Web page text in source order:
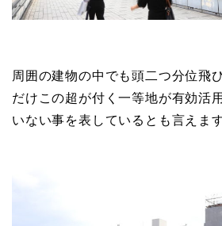
周囲の建物の中でも頭二つ分位飛
だけこの超が付く一等地が有効活
いない事を表しているとも言えます